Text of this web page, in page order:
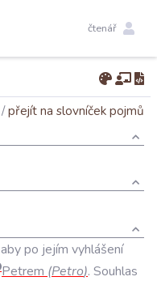
čtenář
/přejít na slovníček pojmů
abypo jejím vyhlášení
Petrem (Petro). Souhlas